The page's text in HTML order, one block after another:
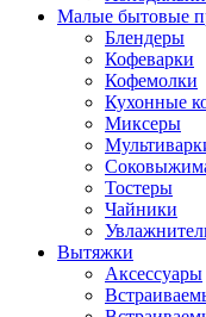
Малые бытовые
Блендеры
Кофеварки
Кофемолки
Кухонные
Миксеры
Тостеры
Чайники
Вытяжки
Аксессуары